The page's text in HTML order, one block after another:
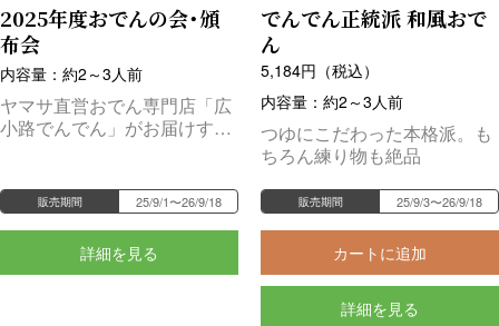
2025年度おでんの会・頒
布会
内容量：約2～3人前
ヤマサ直営おでん専門店「広
小路でんでん」がお届けす
繊細かつ奥深い味わいをお楽
しみください。
販売期間 25/9/1〜26/9/18
詳細を見る
でんでん正統派 和風おで
ん
5,184円（税込）
内容量：約2～3人前
つゆにこだわった本格派。も
ちろん練り物も絶品
販売期間 25/9/3〜26/9/18
カートに追加
詳細を見る